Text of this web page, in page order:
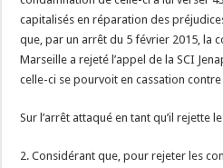
capitalisés en réparation des
que, par un arrêt du 5 février 2015, la
Marseille a rejeté l’appel de la SCI
celle-ci se pourvoit en cassation
Sur l’arrêt attaqué en tant qu’il rejette
2. Considérant que, pour rejeter les